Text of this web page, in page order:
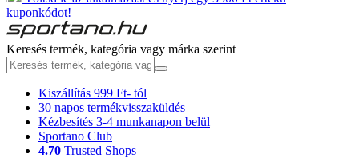
kuponkódot!
Keresés termék, kategória vagy márka szerint
Kiszállítás 999 Ft- tól
30 napos termékvisszaküldés
Kézbesítés 3-4 munkanapon belül
Sportano Club
4.70 Trusted Shops